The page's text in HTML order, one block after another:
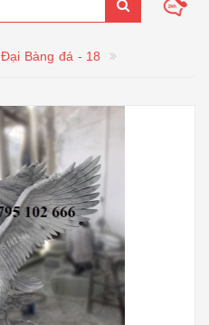
Đại Bàng đá - 18